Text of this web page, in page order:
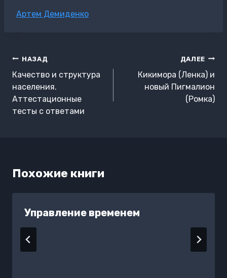
Метки
Артем Демиденко
Навигация
по
записям
НАЗАД
Качество и структура
населения.
Аттестационные
тесты с ответами
ДАЛЕЕ
Кикимора (Ленка) и
новый Пигмалион
(Ромка)
Похожие книги
Управление временем